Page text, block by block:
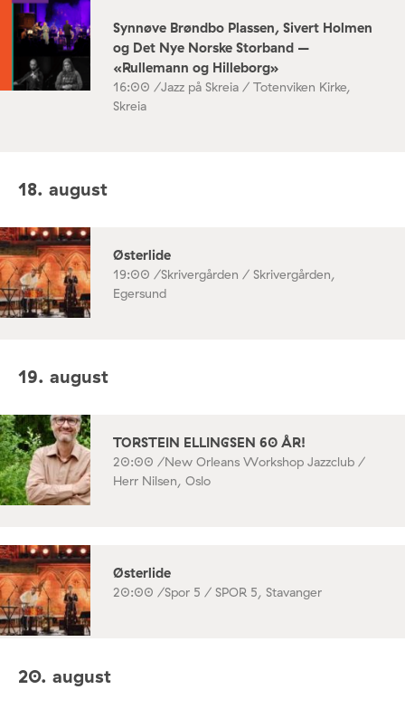
Synnøve Brøndbo Plassen, Sivert Holmen
og Det Nye Norske Storband –
«Rullemann og Hilleborg»
16:00 /Jazz på Skreia / Totenviken Kirke,
Skreia
18. august
Østerlide
19:00 /Skrivergården / Skrivergården,
Egersund
19. august
TORSTEIN ELLINGSEN 60 ÅR!
20:00 /New Orleans Workshop Jazzclub /
Herr Nilsen, Oslo
Østerlide
20:00 /Spor 5 / SPOR 5, Stavanger
20. august